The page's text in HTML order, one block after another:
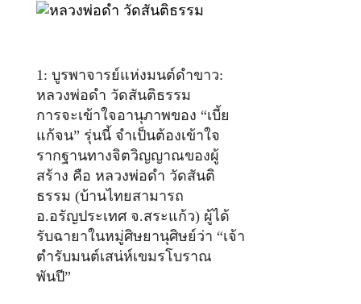
1: บูรพาจารย์แห่งมนต์ดำขาว:
หลวงพ่อดำ วัดสันติธรรม
การจะเข้าใจอานุภาพของ “เบี้ย
แก้จน” รุ่นนี้ จำเป็นต้องเข้าใจ
รากฐานทางจิตวิญญาณของผู้
สร้าง คือ หลวงพ่อดำ วัดสันติ
ธรรม (บ้านไทยสามารถ
อ.อรัญประเทศ จ.สระแก้ว) ผู้ได้
รับฉายาในหมู่ศิษยานุศิษย์ว่า “เจ้า
ตำรับมนต์เสน่ห์เขมรโบราณ
พันปี”